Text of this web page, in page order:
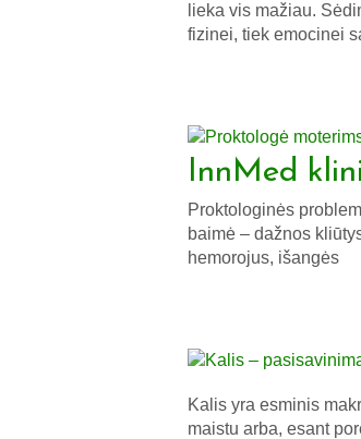
lieka vis mažiau.
fizinei, tiek emocinei
InnMed
Proktologinės
baimė – dažnos
hemorojus, išangės
Kalis yra esminis
maistu arba, esant